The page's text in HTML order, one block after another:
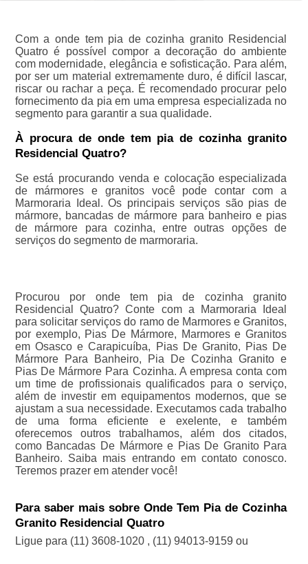
Com a onde tem pia de cozinha granito Residencial
Quatro é possível compor a decoração do ambiente
com modernidade, elegância e sofisticação. Para além,
por ser um material extremamente duro, é difícil lascar,
riscar ou rachar a peça. É recomendado procurar pelo
fornecimento da pia em uma empresa especializada no
segmento para garantir a sua qualidade.
À procura de onde tem pia de cozinha granito
Residencial Quatro?
Se está procurando venda e colocação especializada
de mármores e granitos você pode contar com a
Marmoraria Ideal. Os principais serviços são pias de
mármore, bancadas de mármore para banheiro e pias
de mármore para cozinha, entre outras opções de
serviços do segmento de marmoraria.
Procurou por onde tem pia de cozinha granito
Residencial Quatro? Conte com a Marmoraria Ideal
para solicitar serviços do ramo de Marmores e Granitos,
por exemplo, Pias De Mármore, Marmores e Granitos
em Osasco e Carapicuíba, Pias De Granito, Pias De
Mármore Para Banheiro, Pia De Cozinha Granito e
Pias De Mármore Para Cozinha. A empresa conta com
um time de profissionais qualificados para o serviço,
além de investir em equipamentos modernos, que se
ajustam a sua necessidade. Executamos cada trabalho
de uma forma eficiente e exelente, e também
oferecemos outros trabalhamos, além dos citados,
como Bancadas De Mármore e Pias De Granito Para
Banheiro. Saiba mais entrando em contato conosco.
Teremos prazer em atender você!
Para saber mais sobre Onde Tem Pia de Cozinha
Granito Residencial Quatro
Ligue para (11) 3608-1020 , (11) 94013-9159 ou